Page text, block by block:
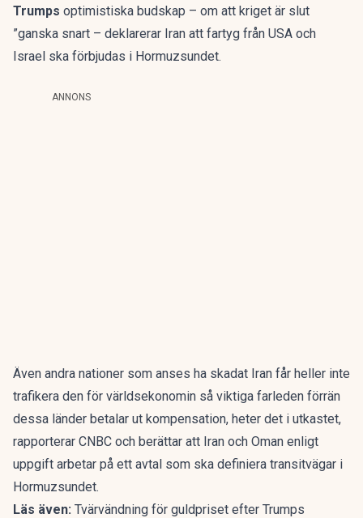
Trumps optimistiska budskap – om att kriget är slut
”ganska snart – deklarerar Iran att fartyg från USA och
Israel ska förbjudas i Hormuzsundet.
ANNONS
Även andra nationer som anses ha skadat Iran får heller inte
trafikera den för världsekonomin så viktiga farleden förrän
dessa länder betalar ut kompensation, heter det i utkastet,
rapporterar CNBC och berättar att Iran och Oman enligt
uppgift arbetar på ett avtal som ska definiera transitvägar i
Hormuzsundet.
Läs även: Tvärvändning för guldpriset efter Trumps